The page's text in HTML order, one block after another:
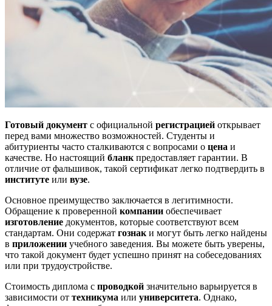
Готовый документ с официальной регистрацией открывает
перед вами множество возможностей. Студенты и
абитуриенты часто сталкиваются с вопросами о цена и
качестве. Но настоящий бланк предоставляет гарантии. В
отличие от фальшивок, такой сертификат легко подтвердить в
институте или вузе.
Основное преимущество заключается в легитимности.
Обращение к проверенной компании обеспечивает
изготовление документов, которые соответствуют всем
стандартам. Они содержат гознак и могут быть легко найдены
в приложении учебного заведения. Вы можете быть уверены,
что такой документ будет успешно принят на собеседованиях
или при трудоустройстве.
Стоимость диплома с проводкой значительно варьируется в
зависимости от техникума или университета. Однако,